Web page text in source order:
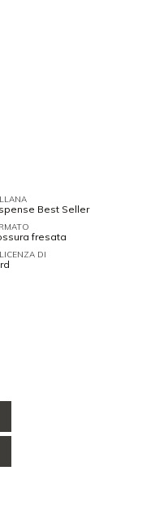
Best Seller
fresata
DI